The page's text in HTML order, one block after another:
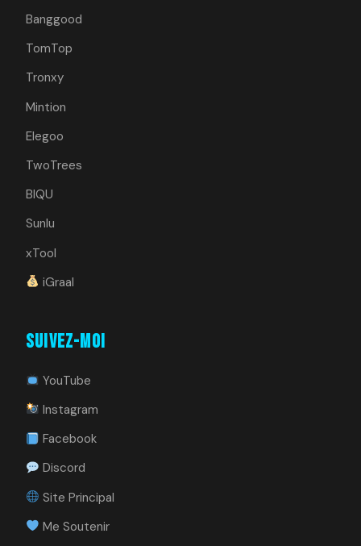
Banggood
TomTop
Tronxy
Mintion
Elegoo
TwoTrees
BIQU
Sunlu
xTool
iGraal
Suivez-moi
YouTube
Instagram
Facebook
Discord
Site Principal
Me Soutenir